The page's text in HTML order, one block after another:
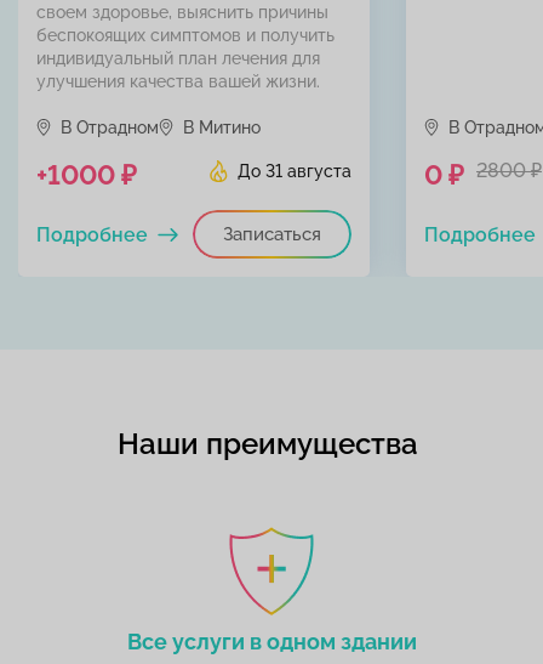
своем здоровье, выяснить причины
беспокоящих симптомов и получить
индивидуальный план лечения для
улучшения качества вашей жизни.
В Отрадном В Митино
До 31 августа
+1000 ₽
Записаться
Подробнее
В
0 ₽ 2800 ₽
Подробнее
Наши преимущества
Все услуги в одном здании